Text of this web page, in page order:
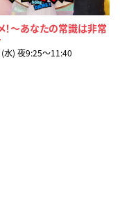
！～あなたの常識は非常
水) 夜9:25〜11:40